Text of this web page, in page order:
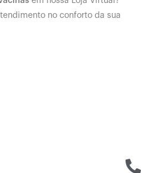
no conforto da sua